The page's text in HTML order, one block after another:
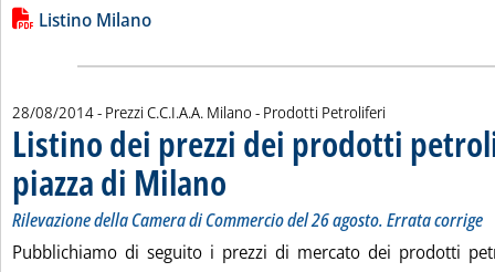
Lista allegati PDF alla notizia
Listino Milano
28/08/2014- Prezzi C.C.I.A.A. Milano - Prodotti Petroliferi
Listino dei prezzi dei prodotti
piazza di Milano . Sottotitolo: Rilevazione della Camera di
. Pubblicata giovedì 28 agosto 2014 alle 15.15.
Rilevazione della Camera di Commercio del 26 agosto. Errata corrige
Pubblichiamo di seguito i prezzi di mercato dei prodotti